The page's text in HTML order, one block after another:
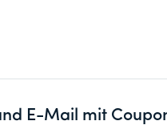
E-Mail mit